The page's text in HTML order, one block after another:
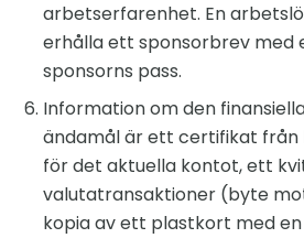
arbetserfarenhet. En
erhålla ett sponsorbrev med
sponsorns pass.
Information om den
ändamål är ett certifikat från
för det aktuella kontot, ett
valutatransaktioner (byte
kopia av ett plastkort med